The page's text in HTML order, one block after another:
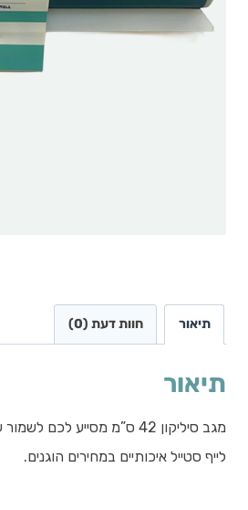
תיאור חוות דעת (0)
תיאור
לייף סטייל איכותיים במחירים הוגנים.